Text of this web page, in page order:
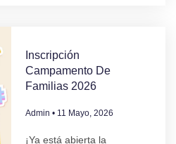
Inscripción
Campamento De
Familias 2026
Admin 11 Mayo, 2026
¡Ya está abierta la